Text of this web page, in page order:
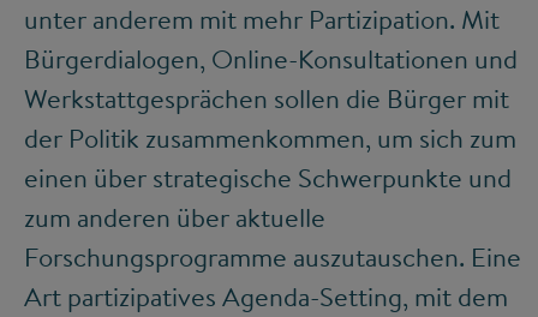
unter anderem mit mehr Partizipation. Mit
Bürgerdialogen, Online-Konsultationen und
Werkstattgesprächen sollen die Bürger mit
der Politik zusammenkommen, um sich zum
einen über strategische Schwerpunkte und
zum anderen über aktuelle
Forschungsprogramme auszutauschen. Eine
Art partizipatives Agenda-Setting, mit dem